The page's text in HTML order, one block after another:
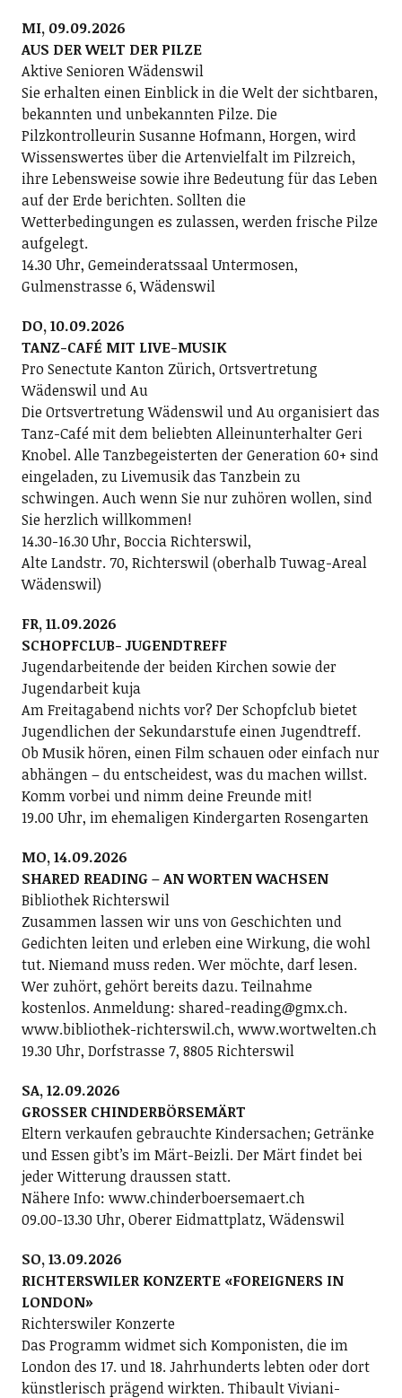
MI, 09.09.2026
AUS DER WELT DER PILZE
Aktive Senioren Wädenswil
Sie erhalten einen Einblick in die Welt der sichtbaren,
bekannten und unbekannten Pilze. Die
Pilzkontrolleurin Susanne Hofmann, Horgen, wird
Wissenswertes über die Artenvielfalt im Pilzreich,
ihre Lebensweise sowie ihre Bedeutung für das Leben
auf der Erde berichten. Sollten die
Wetterbedingungen es zulassen, werden frische Pilze
aufgelegt.
14.30 Uhr, Gemeinderatssaal Untermosen,
Gulmenstrasse 6, Wädenswil
DO, 10.09.2026
TANZ-CAFÉ MIT LIVE-MUSIK
Pro Senectute Kanton Zürich, Ortsvertretung
Wädenswil und Au
Die Ortsvertretung Wädenswil und Au organisiert das
Tanz-Café mit dem beliebten Alleinunterhalter Geri
Knobel. Alle Tanzbegeisterten der Generation 60+ sind
eingeladen, zu Livemusik das Tanzbein zu
schwingen. Auch wenn Sie nur zuhören wollen, sind
Sie herzlich willkommen!
14.30-16.30 Uhr, Boccia Richterswil,
Alte Landstr. 70, Richterswil (oberhalb Tuwag-Areal
Wädenswil)
FR, 11.09.2026
SCHOPFCLUB- JUGENDTREFF
Jugendarbeitende der beiden Kirchen sowie der
Jugendarbeit kuja
Am Freitagabend nichts vor? Der Schopfclub bietet
Jugendlichen der Sekundarstufe einen Jugendtreff.
Ob Musik hören, einen Film schauen oder einfach nur
abhängen – du entscheidest, was du machen willst.
Komm vorbei und nimm deine Freunde mit!
19.00 Uhr, im ehemaligen Kindergarten Rosengarten
MO, 14.09.2026
SHARED READING – AN WORTEN WACHSEN
Bibliothek Richterswil
Zusammen lassen wir uns von Geschichten und
Gedichten leiten und erleben eine Wirkung, die wohl
tut. Niemand muss reden. Wer möchte, darf lesen.
Wer zuhört, gehört bereits dazu. Teilnahme
kostenlos. Anmeldung: shared-reading@gmx.ch.
www.bibliothek-richterswil.ch, www.wortwelten.ch
19.30 Uhr, Dorfstrasse 7, 8805 Richterswil
SA, 12.09.2026
GROSSER CHINDERBÖRSEMÄRT
Eltern verkaufen gebrauchte Kindersachen; Getränke
und Essen gibt’s im Märt-Beizli. Der Märt findet bei
jeder Witterung draussen statt.
Nähere Info: www.chinderboersemaert.ch
09.00-13.30 Uhr, Oberer Eidmattplatz, Wädenswil
SO, 13.09.2026
RICHTERSWILER KONZERTE «FOREIGNERS IN
LONDON»
Richterswiler Konzerte
Das Programm widmet sich Komponisten, die im
London des 17. und 18. Jahrhunderts lebten oder dort
künstlerisch prägend wirkten. Thibault Viviani-